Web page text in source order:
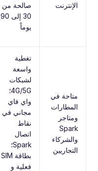
الإنترنت
صالحة من
30 إلى 90
يوماً
متاحة في
المطارات
ومتاجر
Spark
والشركاء
التجاريين
تغطية
واسعة
لشبكات
4G/5G؛
واي فاي
مجاني في
نقاط
اتصال
Spark؛
بطاقة SIM
فعلية و